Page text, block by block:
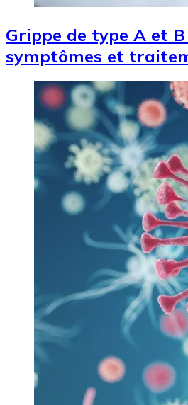
Grippe de type A et B
symptômes et
Image